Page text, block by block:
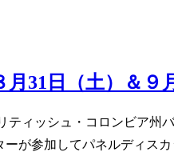
31日（土）＆９
ィッシュ・コロンビア
が参加してパネルディス